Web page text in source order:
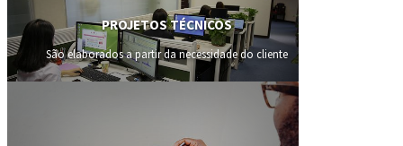
PROJETOS TÉCNICOS
São elaborados a partir da necessidade do cliente